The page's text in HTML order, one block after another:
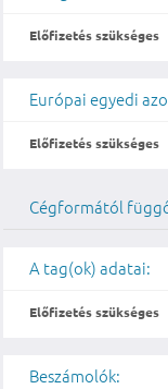
Előfizetés szükséges
Európai egyedi
Előfizetés szükséges
Cégformától
A tag(ok) adatai:
Előfizetés szükséges
Beszámolók: